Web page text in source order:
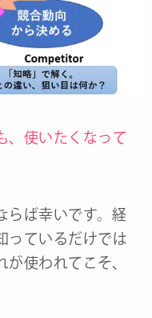
、使いたくなって
らば幸いです。経
っているだけでは
使われてこそ、